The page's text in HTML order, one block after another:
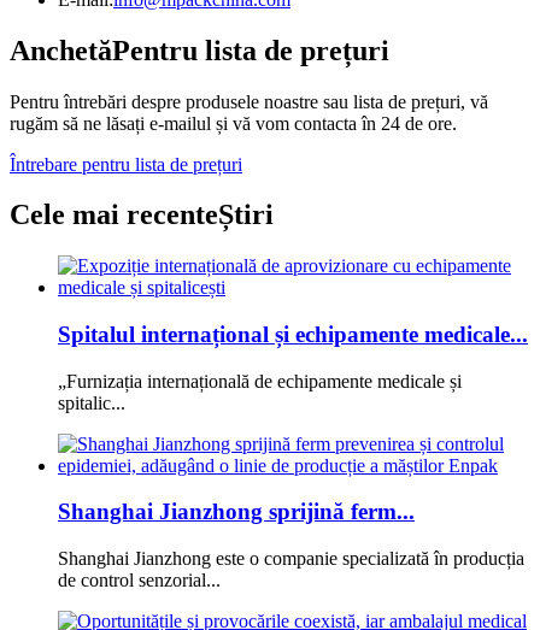
AnchetăPentru lista de prețuri
Pentru întrebări despre produsele noastre sau lista de prețuri, vă
rugăm să ne lăsați e-mailul și vă vom contacta în 24 de ore.
Întrebare pentru lista de prețuri
Cele mai recenteȘtiri
Spitalul internațional și echipamente medicale...
„Furnizația internațională de echipamente medicale și
spitalic...
Shanghai Jianzhong sprijină ferm...
Shanghai Jianzhong este o companie specializată în producția
de control senzorial...